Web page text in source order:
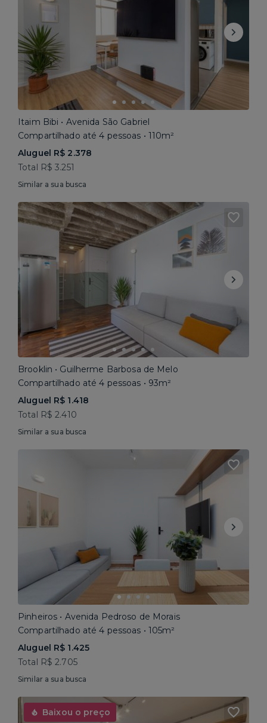
Itaim Bibi • Avenida São Gabriel
Compartilhado até 4 pessoas • 110m²
Aluguel R$ 2.378
Total R$ 3.251
Similar a sua busca
Brooklin • Guilherme Barbosa de Melo
Compartilhado até 4 pessoas • 93m²
Aluguel R$ 1.418
Total R$ 2.410
Similar a sua busca
Pinheiros • Avenida Pedroso de Morais
Compartilhado até 4 pessoas • 105m²
Aluguel R$ 1.425
Total R$ 2.705
Similar a sua busca
Baixou o preço